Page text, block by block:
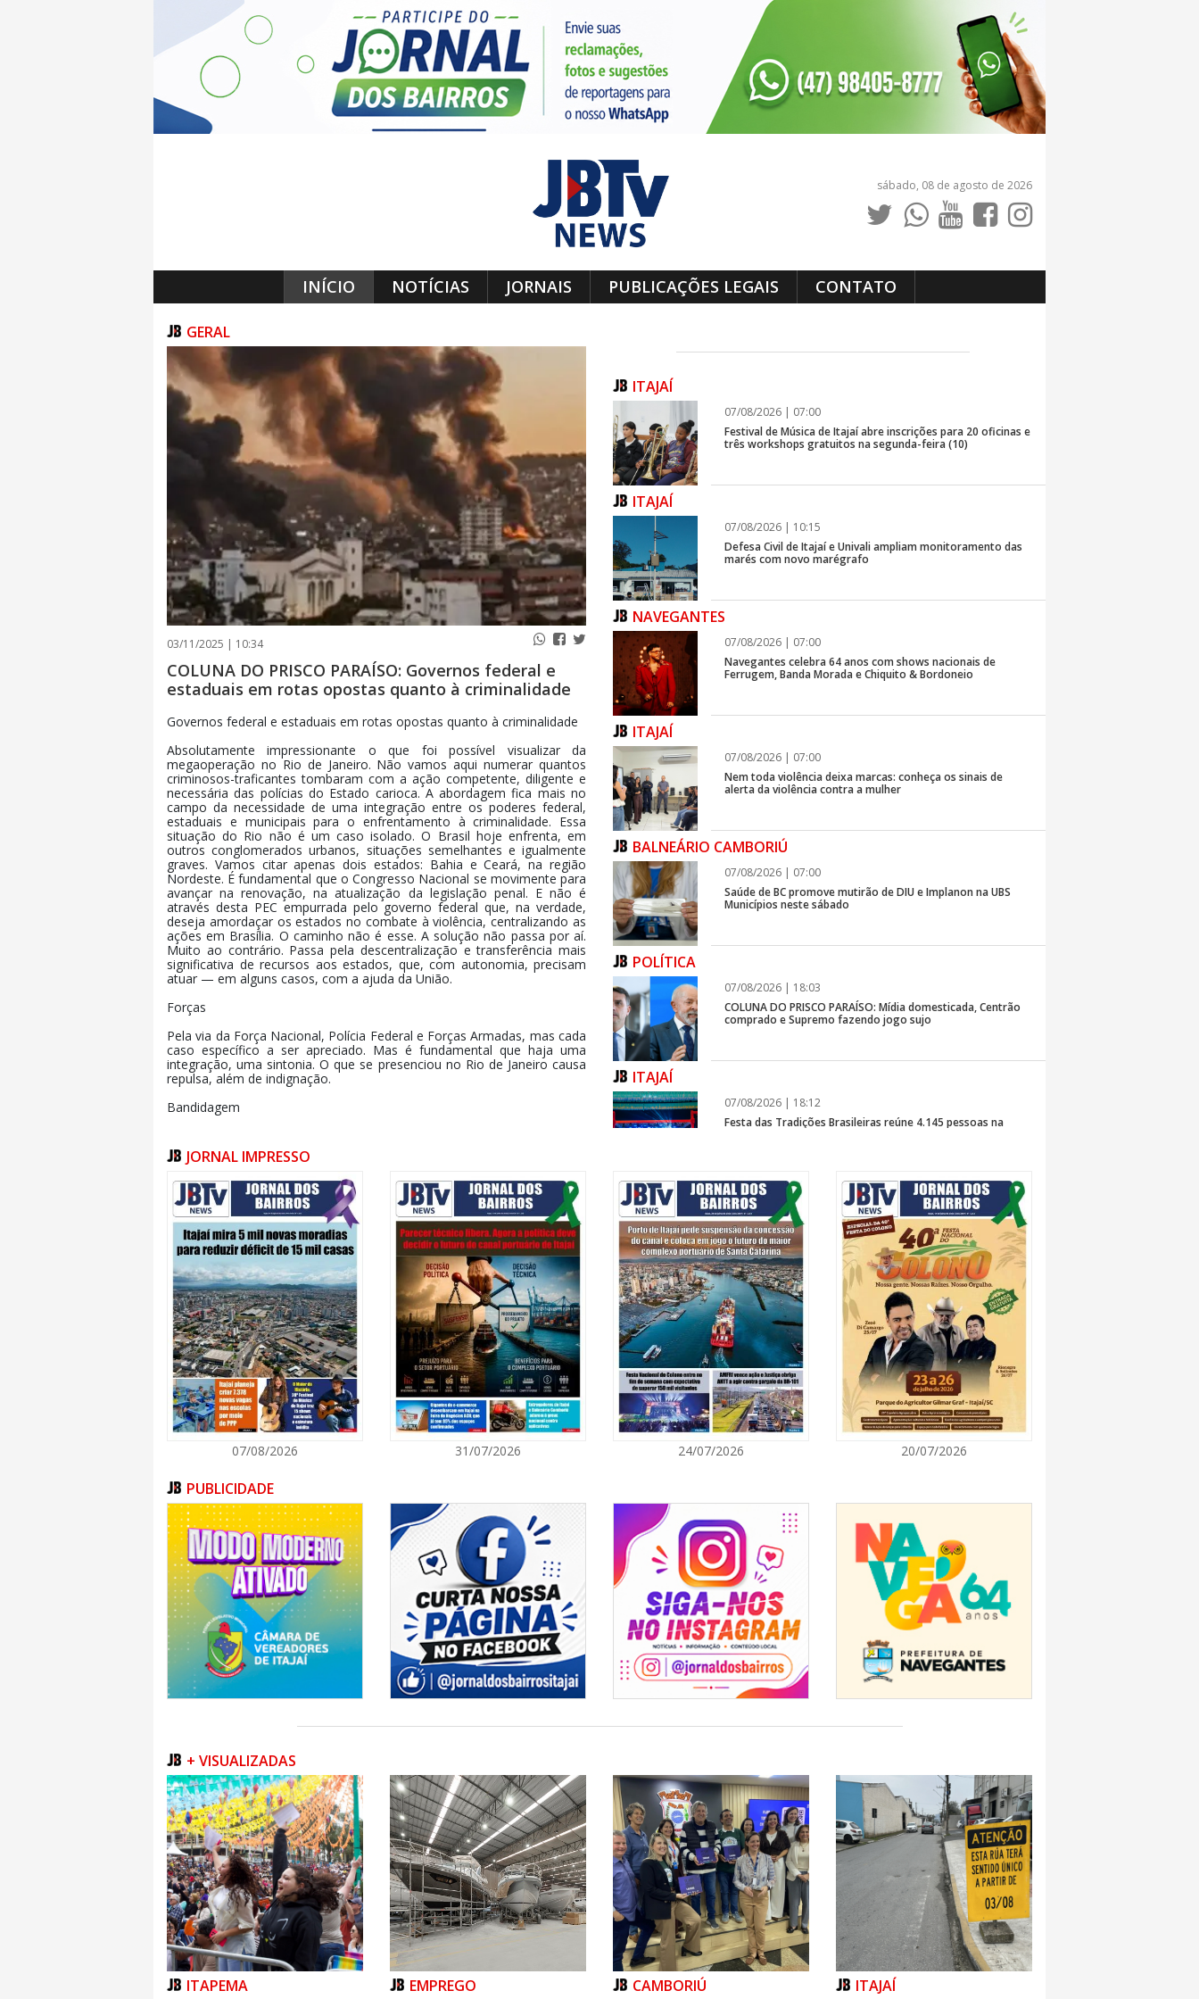
sábado, 08 de agosto de 2026
INÍCIO NOTÍCIAS JORNAIS PUBLICAÇÕES LEGAIS CONTATO
GERAL
03/11/2025 | 10:34
COLUNA DO PRISCO PARAÍSO: Governos federal e
estaduais em rotas opostas quanto à criminalidade
Governos federal e estaduais em rotas opostas quanto à criminalidade
Absolutamente impressionante o que foi possível visualizar da
megaoperação no Rio de Janeiro. Não vamos aqui numerar quantos
criminosos-traficantes tombaram com a ação competente, diligente e
necessária das polícias do Estado carioca. A abordagem fica mais no
campo da necessidade de uma integração entre os poderes federal,
estaduais e municipais para o enfrentamento à criminalidade. Essa
situação do Rio não é um caso isolado. O Brasil hoje enfrenta, em
outros conglomerados urbanos, situações semelhantes e igualmente
graves. Vamos citar apenas dois estados: Bahia e Ceará, na região
Nordeste. É fundamental que o Congresso Nacional se movimente para
avançar na renovação, na atualização da legislação penal. E não é
através desta PEC empurrada pelo governo federal que, na verdade,
deseja amordaçar os estados no combate à violência, centralizando as
ações em Brasília. O caminho não é esse. A solução não passa por aí.
Muito ao contrário. Passa pela descentralização e transferência mais
significativa de recursos aos estados, que, com autonomia, precisam
atuar — em alguns casos, com a ajuda da União.
Forças
Pela via da Força Nacional, Polícia Federal e Forças Armadas, mas cada
caso específico a ser apreciado. Mas é fundamental que haja uma
integração, uma sintonia. O que se presenciou no Rio de Janeiro causa
repulsa, além de indignação.
Bandidagem
governo federal. O próprio ministro José Múcio, da Defesa, encaminhou
o assunto para a Casa Civil, em janeiro. Era favorável, e o assunto
morreu no Palácio do Planalto. O ministro da Justiça, Ricardo
Lewandowski, passou vergonha diante do diretor-geral da Polícia
Federal, ambos sendo entrevistados pela mídia.
Máscaras caem
O policial admitiu que a PF do Rio foi contactada para participar da
ofensiva desencadeada no início da semana. E deu negativa à
convocação. Mas o delegado regional do Rio disse “não” sem ouvir o
diretor-geral da Polícia Federal? O diretor-geral da Polícia Federal disse
“não” sem ouvir seu superior, o ministro da Justiça? E Lewandowski não
consultou Lula da Silva, que na semana passada, na Ásia, deixou
escapar, num ato falho, que os traficantes são vítimas dos usuários?
Abismo
Vejam a que ponto chegamos. Depois teve que se corrigir, se retratar,
mas a deidade vermelha falou o que pensa. E aí, quando o diretor-geral
da Polícia Federal confirmou esse contato, Ricardo Lewandowski
cassou a palavra do cidadão. Tudo democraticamente, claro.
Vergonha
É um governo vacilante, incompetente e mal-intencionado,
comprometido com a bandidagem, com a criminalidade e não com a
segurança da própria população. Aliás, os cariocas respaldaram a
ofensiva na casa dos quase 80%. Que o governo Lula tome vergonha
na cara e passe a atuar dentro dos conformes.
Realidades
A Polícia Federal, todas as polícias, não fazem parte de governo, não
são órgãos de governo, de autoridades de plantão circunstancialmente
— são instituições de Estado. E o dever da polícia, sua missão e
atribuição, é combater a violência e a criminalidade em nome da
segurança da sociedade. E, ao que parece, o governo do PT, os
governos de esquerda, pensam diametralmente o oposto disso. Por
COLUNA
ITAJAÍ
07/08/2026 | 07:00
Festival de Música de Itajaí abre inscrições para 20 oficinas e
três workshops gratuitos na segunda-feira (10)
ITAJAÍ
07/08/2026 | 10:15
Defesa Civil de Itajaí e Univali ampliam monitoramento das
marés com novo marégrafo
NAVEGANTES
07/08/2026 | 07:00
Navegantes celebra 64 anos com shows nacionais de
Ferrugem, Banda Morada e Chiquito & Bordoneio
ITAJAÍ
07/08/2026 | 07:00
Nem toda violência deixa marcas: conheça os sinais de
alerta da violência contra a mulher
BALNEÁRIO CAMBORIÚ
07/08/2026 | 07:00
Saúde de BC promove mutirão de DIU e Implanon na UBS
Municípios neste sábado
POLÍTICA
07/08/2026 | 18:03
COLUNA DO PRISCO PARAÍSO: Mídia domesticada, Centrão
comprado e Supremo fazendo jogo sujo
ITAJAÍ
07/08/2026 | 18:12
Festa das Tradições Brasileiras reúne 4.145 pessoas na
BALNEÁRIO CAMBORIÚ
07/08/2026 | 07:00
Ambiental reforça descarte sustentável com envio de 330
quilos de pilhas à logística reversa
GERAL
07/08/2026 | 07:00
Jordan Hang leva estratégias de marketing e vendas ao
InspiraBQ, em Brusque
ITAPEMA
07/08/2026 | 07:00
ITAPEMA
07/08/2026 | 07:00
Itapema se destaca no IDEB e conquista melhor resultado da
região
JORNAL IMPRESSO
07/08/2026 31/07/2026 24/07/2026 20/07/2026
PUBLICIDADE
+ VISUALIZADAS
ITAPEMA EMPREGO CAMBORIÚ ITAJAÍ